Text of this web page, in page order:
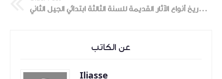
المذكرة رقم 7 في نشاط التاريخ أنواع الآثار القديمة للسنة الثالثة ابتدائي الجيل الثاني
عن الكاتب
Iliasse